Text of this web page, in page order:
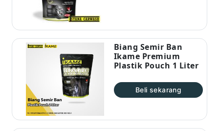
Biang Semir Ban
Ikame Premium
Plastik Pouch 1 Liter
Beli sekarang